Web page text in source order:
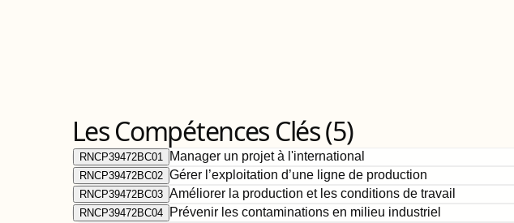
Les Compétences Clés (5)
RNCP39472BC01 Manager un projet à l'international
RNCP39472BC02 Gérer l’exploitation d’une ligne de production
RNCP39472BC03 Améliorer la production et les conditions de travail
RNCP39472BC04 Prévenir les contaminations en milieu industriel